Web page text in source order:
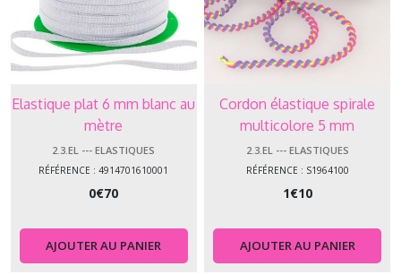
Elastique plat 6 mm blanc au
mètre
2.3.EL --- ELASTIQUES
RÉFÉRENCE : 4914701610001
0€70
AJOUTER AU PANIER
Cordon élastique spirale
multicolore 5 mm
2.3.EL --- ELASTIQUES
RÉFÉRENCE : S1964100
1€10
AJOUTER AU PANIER